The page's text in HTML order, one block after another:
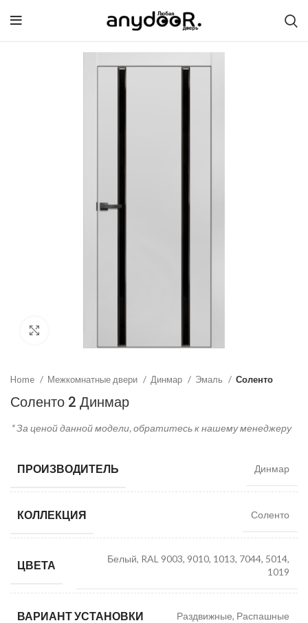
Home Межкомнатные двери Динмар Эмаль Соленто
Соленто 2 Динмар
* За ценой данной модели, обратитесь к нашему менеджеру
ПРОИЗВОДИТЕЛЬ Динмар
КОЛЛЕКЦИЯ Соленто
ЦВЕТА
Белый, RAL 9003, 9010, 1013, 7044, 5014,
1019
ВАРИАНТ УСТАНОВКИ Раздвижные, Распашные